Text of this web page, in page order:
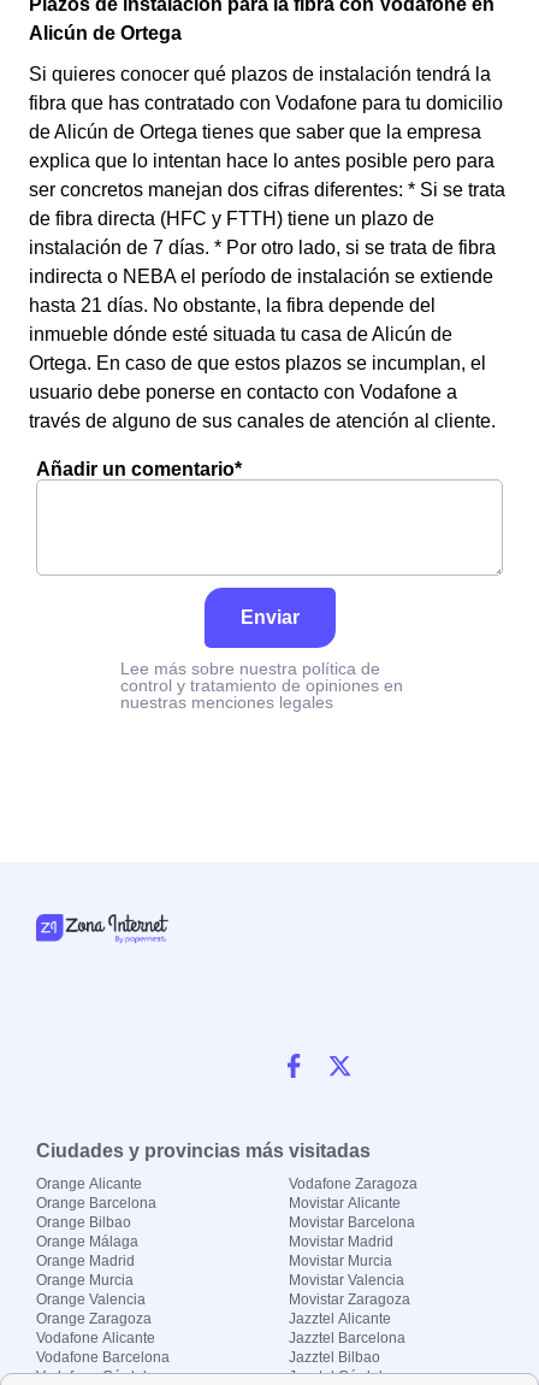
Plazos de instalación para la fibra con Vodafone en
Alicún de Ortega
Si quieres conocer qué plazos de instalación tendrá la
fibra que has contratado con Vodafone para tu domicilio
de Alicún de Ortega tienes que saber que la empresa
explica que lo intentan hace lo antes posible pero para
ser concretos manejan dos cifras diferentes: * Si se trata
de fibra directa (HFC y FTTH) tiene un plazo de
instalación de 7 días. * Por otro lado, si se trata de fibra
indirecta o NEBA el período de instalación se extiende
hasta 21 días. No obstante, la fibra depende del
inmueble dónde esté situada tu casa de Alicún de
Ortega. En caso de que estos plazos se incumplan, el
usuario debe ponerse en contacto con Vodafone a
través de alguno de sus canales de atención al cliente.
Añadir un comentario*
Enviar
Lee más sobre nuestra política de
control y tratamiento de opiniones en
nuestras menciones legales
Ciudades y provincias más visitadas
Orange Alicante
Orange Barcelona
Orange Bilbao
Orange Málaga
Orange Madrid
Orange Murcia
Orange Valencia
Orange Zaragoza
Vodafone Alicante
Vodafone Barcelona
Vodafone Córdoba
Vodafone Zaragoza
Movistar Alicante
Movistar Barcelona
Movistar Madrid
Movistar Murcia
Movistar Valencia
Movistar Zaragoza
Jazztel Alicante
Jazztel Barcelona
Jazztel Bilbao
Jazztel Córdoba